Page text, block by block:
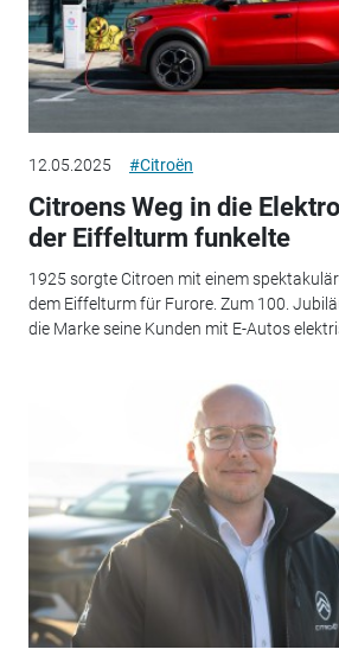
12.05.2025 #Citroën
Citroens Weg in die
der Eiffelturm funkelte
1925 sorgte Citroen mit einem
dem Eiffelturm für Furore. Zum 100.
die Marke seine Kunden mit E-Autos